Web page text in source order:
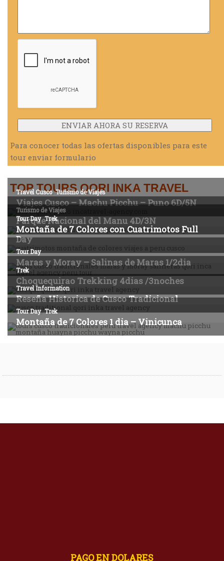
Para conocer todas las ofertas disponibles para este
tour enviar formulario
TOP TOURS QORI INKA TRAVEL
PAGO EN DOLARES